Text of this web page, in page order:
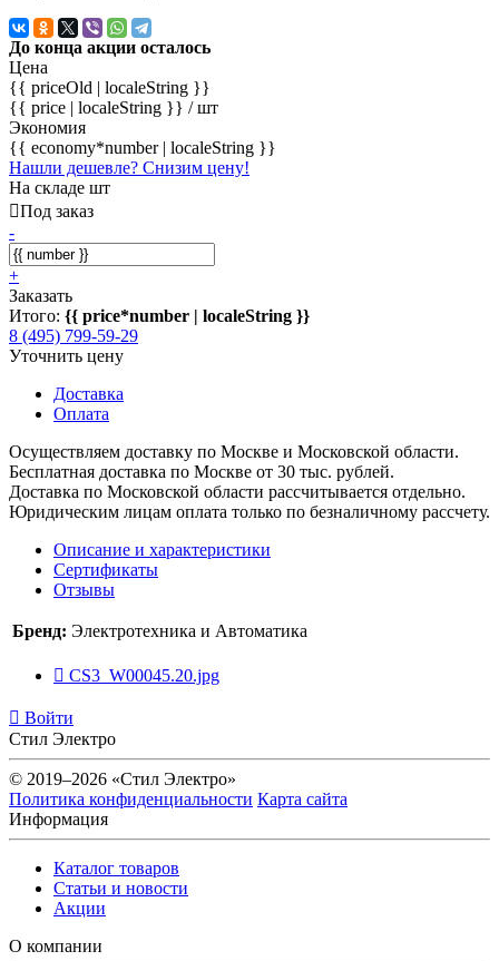
До конца акции осталось
Цена
{{ priceOld | localeString }}
{{ price | localeString }} / шт
Экономия
{{ economy*number | localeString }}
Нашли дешевле? Снизим цену!
На складе шт
Под заказ
-
+
Заказать
Итого: {{ price*number | localeString }}
8 (495) 799-59-29
Уточнить цену
Доставка
Оплата
Осуществляем доставку по Москве и Московской области.
Бесплатная доставка по Москве от 30 тыс. рублей.
Доставка по Московской области рассчитывается отдельно.
Юридическим лицам оплата только по безналичному рассчету.
Описание и характеристики
Сертификаты
Отзывы
Бренд: Электротехника и Автоматика
CS3_W00045.20.jpg
Войти
Стил Электро
© 2019–2026 «Стил Электро»
Политика конфиденциальности Карта сайта
Информация
Каталог товаров
Статьи и новости
Акции
О компании